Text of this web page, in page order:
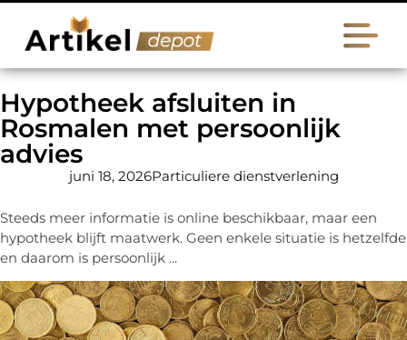
Hypotheek afsluiten in
Rosmalen met persoonlijk
advies
juni 18, 2026Particuliere dienstverlening
Steeds meer informatie is online beschikbaar, maar een
hypotheek blijft maatwerk. Geen enkele situatie is hetzelfde
en daarom is persoonlijk ...